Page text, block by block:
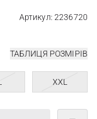
Артикул: 2236720
ТАБЛИЦЯ РОЗМІРІВ
XXL